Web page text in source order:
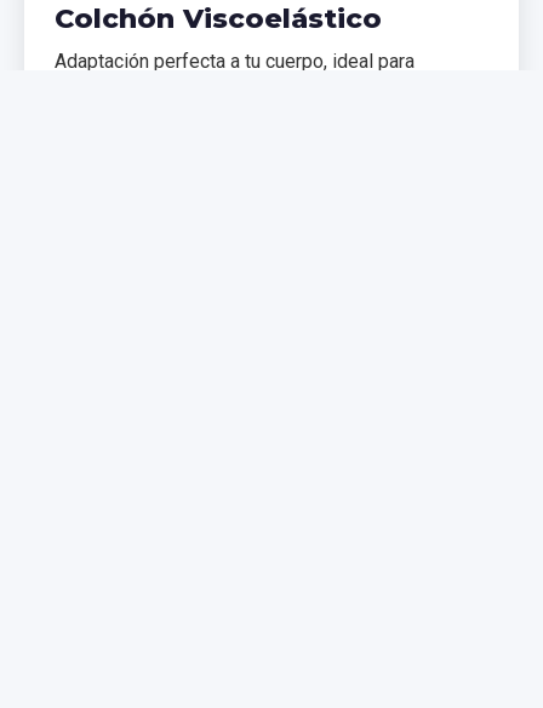
Colchón Viscoelástico
Adaptación perfecta a tu cuerpo, ideal para